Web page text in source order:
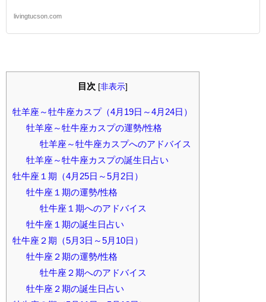
livingtucson.com
目次 [非表示]
牡羊座～牡牛座カスプ（4月19日～4月24日）
牡羊座～牡牛座カスプの運勢/性格
牡羊座～牡牛座カスプへのアドバイス
牡羊座～牡牛座カスプの誕生日占い
牡牛座１期（4月25日～5月2日）
牡牛座１期の運勢/性格
牡牛座１期へのアドバイス
牡牛座１期の誕生日占い
牡牛座２期（5月3日～5月10日）
牡牛座２期の運勢/性格
牡牛座２期へのアドバイス
牡牛座２期の誕生日占い